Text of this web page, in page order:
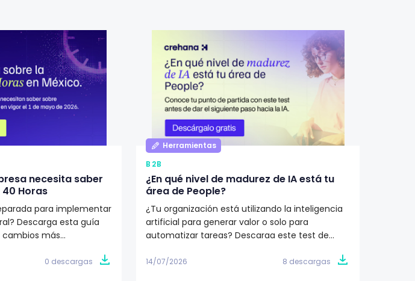
necesita saber
40 Horas
para implementar
Descarga esta guía
más
y las acciones
0 descargas
Herramientas
B2B
¿En qué nivel de madurez de IA está tu
área de People?
¿Tu organización está utilizando la inteligencia
artificial para generar valor o solo para
automatizar tareas? Descarga este test de
encuentra tu área de People. Obtén un plan de
14/07/2026 8 descargas